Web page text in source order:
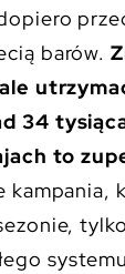
barów.
34
to
kampania,
tylko